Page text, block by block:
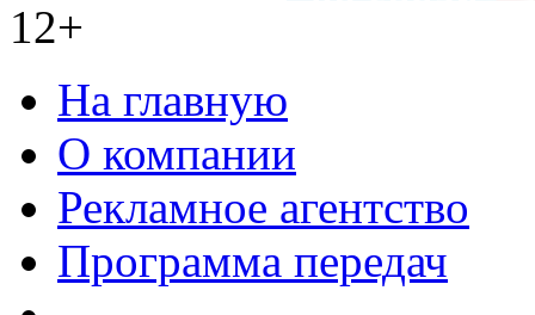
12+
На главную
О компании
Рекламное агентство
Программа передач